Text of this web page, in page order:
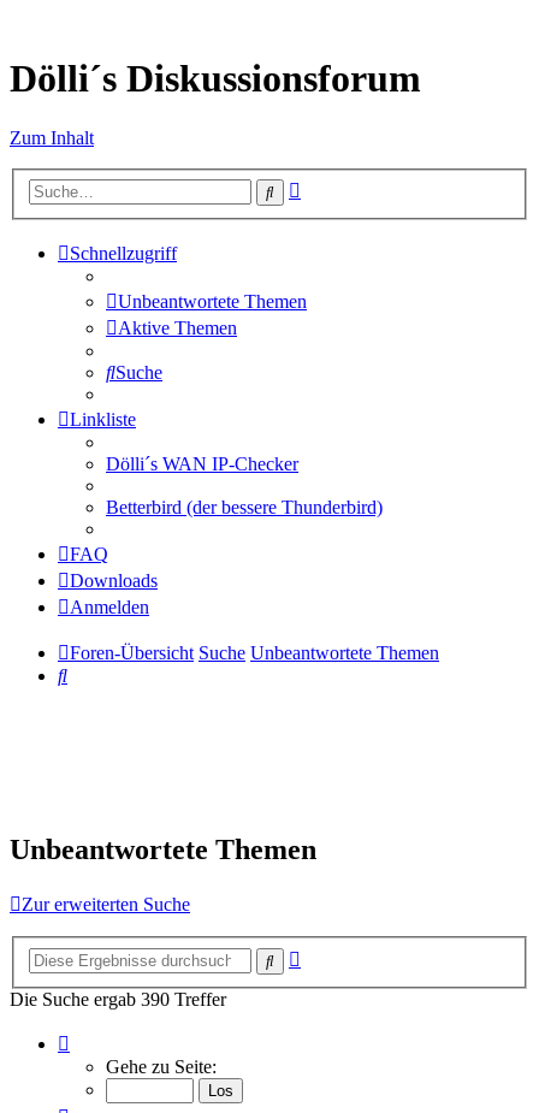
Dölli´s Diskussionsforum
Zum Inhalt
Suche
Schnellzugriff
Unbeantwortete Themen
Aktive Themen
Suche
Linkliste
Dölli´s WAN IP-Checker
Betterbird (der bessere Thunderbird)
FAQ
Downloads
Anmelden
Foren-Übersicht Suche Unbeantwortete Themen
Suche
Unbeantwortete Themen
Zur erweiterten Suche
Suche
Die Suche ergab 390 Treffer
von
Gehe zu Seite: